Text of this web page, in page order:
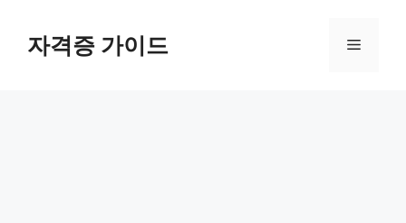
content자격증 가이드 Menu